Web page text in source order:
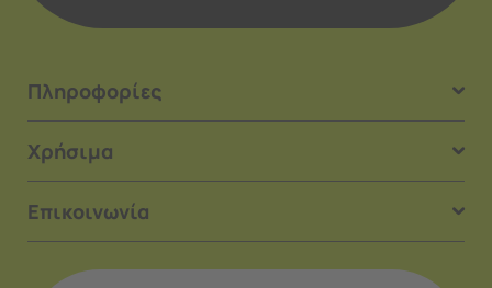
Πληροφορίες
Χρήσιμα
Επικοινωνία